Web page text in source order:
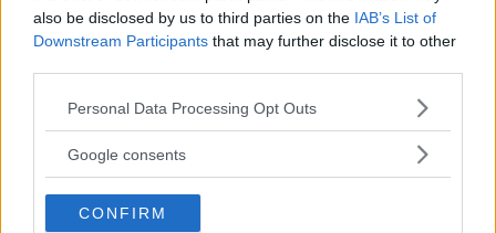
also be disclosed by us to third parties on the IAB’s List of
Downstream Participants that may further disclose it to other
Please note that this website/app uses one or more Google
not limited to your visit or usage behaviour. You may click to
use your data for below specified purposes in below Google
consent section.
Personal Data Processing Opt Outs
Google consents
CONFIRM
DILLON DANIS
Hype FC ønsker å booke Dillon Danis vs Chanko Zaynukov
13 January, 2026 15:37